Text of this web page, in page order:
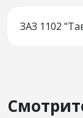
ЗАЗ 1102